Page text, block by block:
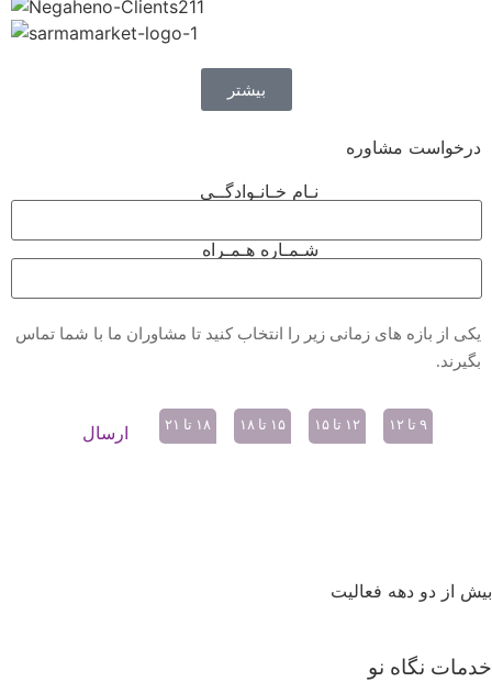
بیشتر
درخواست مشاوره
نـام خـانـوادگــی
شـمـاره هـمـراه
یکی از بازه های زمانی زیر را انتخاب کنید تا مشاوران ما با شما تماس
بگیرند.
۹ تا ۱۲ ۱۲ تا ۱۵ ۱۵ تا ۱۸ ۱۸ تا ۲۱
بیش از دو دهه فعالیت
خدمات نگاه نو